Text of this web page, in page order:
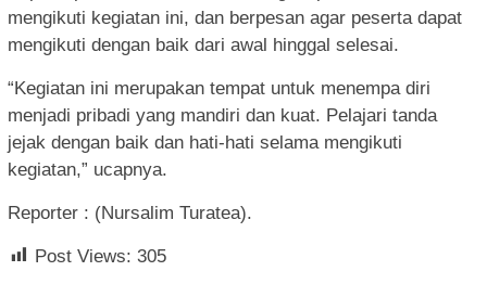
mengikuti kegiatan ini, dan berpesan agar peserta dapat
mengikuti dengan baik dari awal hinggal selesai.
“Kegiatan ini merupakan tempat untuk menempa diri
menjadi pribadi yang mandiri dan kuat. Pelajari tanda
jejak dengan baik dan hati-hati selama mengikuti
kegiatan,” ucapnya.
Reporter : (Nursalim Turatea).
Post Views: 305